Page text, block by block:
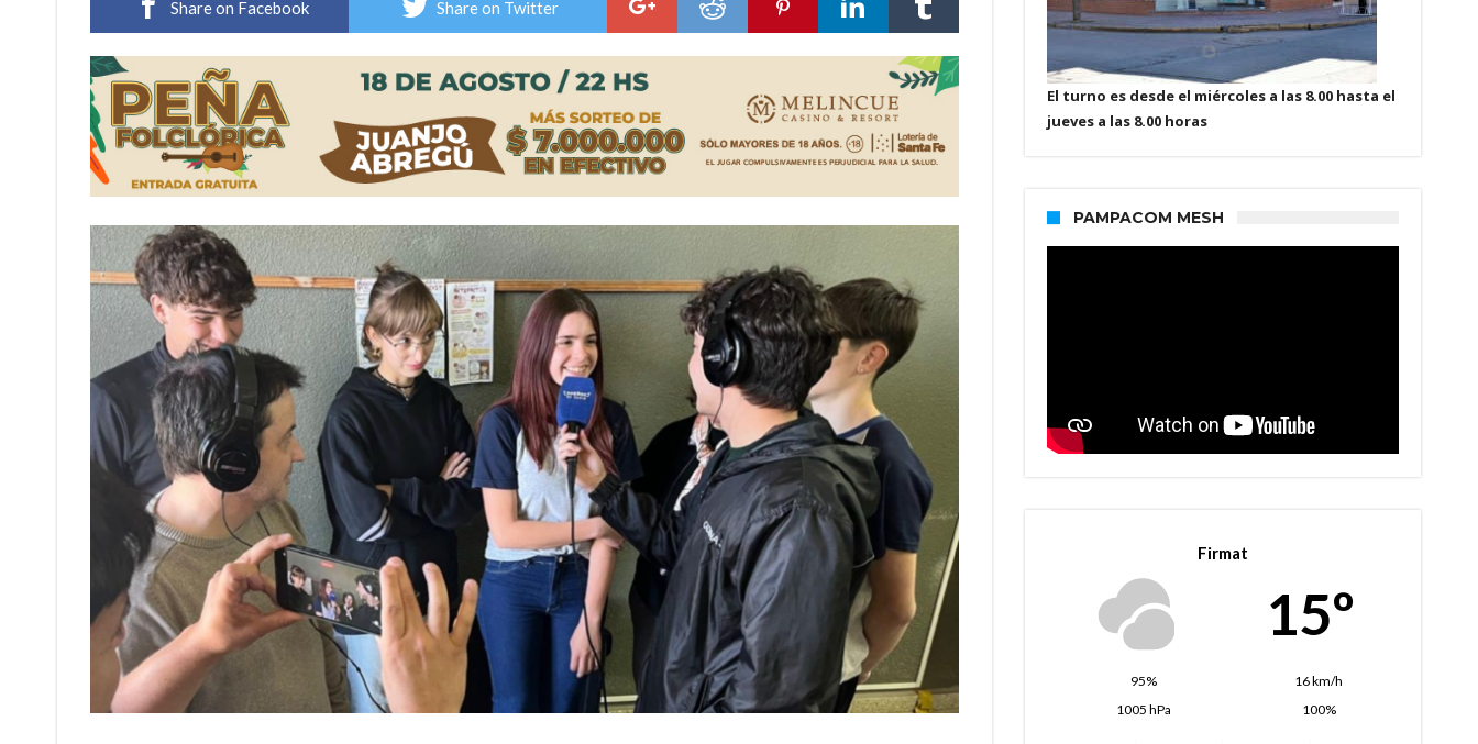
Sueño albiceleste: la arquera firmatense Jazmín David fue citada a la Selección Argentina
Share on Facebook Share on Twitter
El turno es desde el miércoles a las 8.00 hasta el
jueves a las 8.00 horas
PAMPACOM MESH
Firmat
15º
95%
16 km/h
1005 hPa
100%